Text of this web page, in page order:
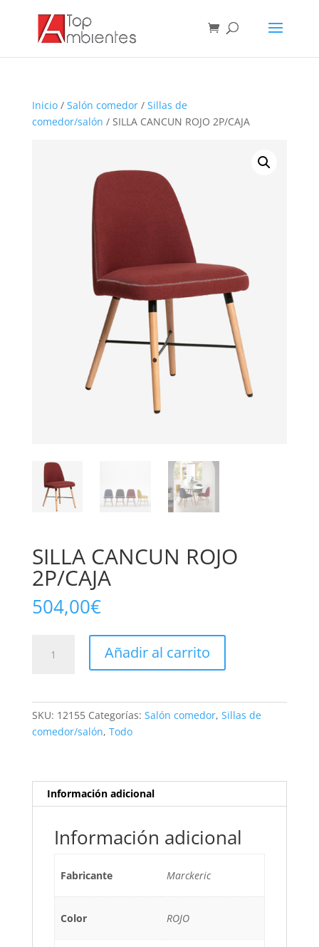
Inicio/ Salón comedor/ Sillas de
comedor/salón / SILLA CANCUN ROJO 2P/CAJA
SILLA CANCUN ROJO
2P/CAJA
504,00€
CANCUN
Añadir al carrito
SKU: 12155 Categorías: Salón comedor, Sillas de
comedor/salón, Todo
Información adicional
Información adicional
Fabricante Marckeric
Color ROJO